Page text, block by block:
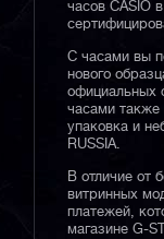
часов CASIO
С часами вы
нового
официальных
часами также
упаковка и
RUSSIA.
В отличие от
витринных
платежей,
магазине G-